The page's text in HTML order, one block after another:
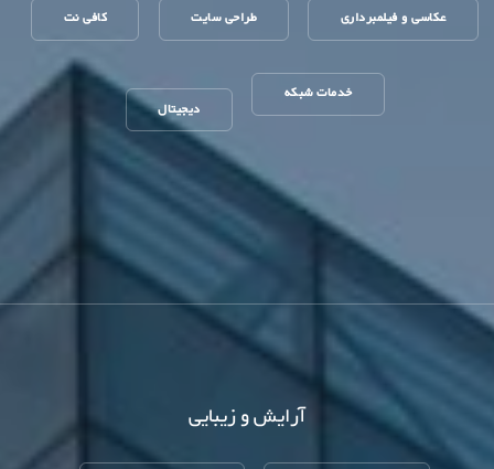
عکاسی و فیلمبرداری طراحی سایت کافی نت
خدمات شبکه
دیجیتال
آرایش و زیبایی